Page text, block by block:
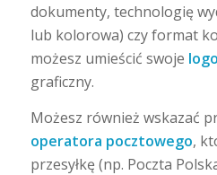
dokumenty, technologię
lub kolorowa) czy format
możesz umieścić swoje logo
graficzny.
Możesz również wskazać
operatora pocztowego,
przesyłkę (np. Poczta